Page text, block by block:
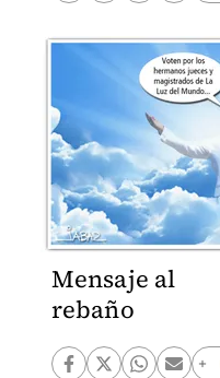
Mensaje al
rebaño